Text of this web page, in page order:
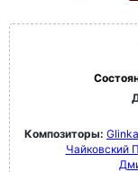
Композиторы:
Чайковский